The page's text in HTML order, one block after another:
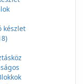
készlet